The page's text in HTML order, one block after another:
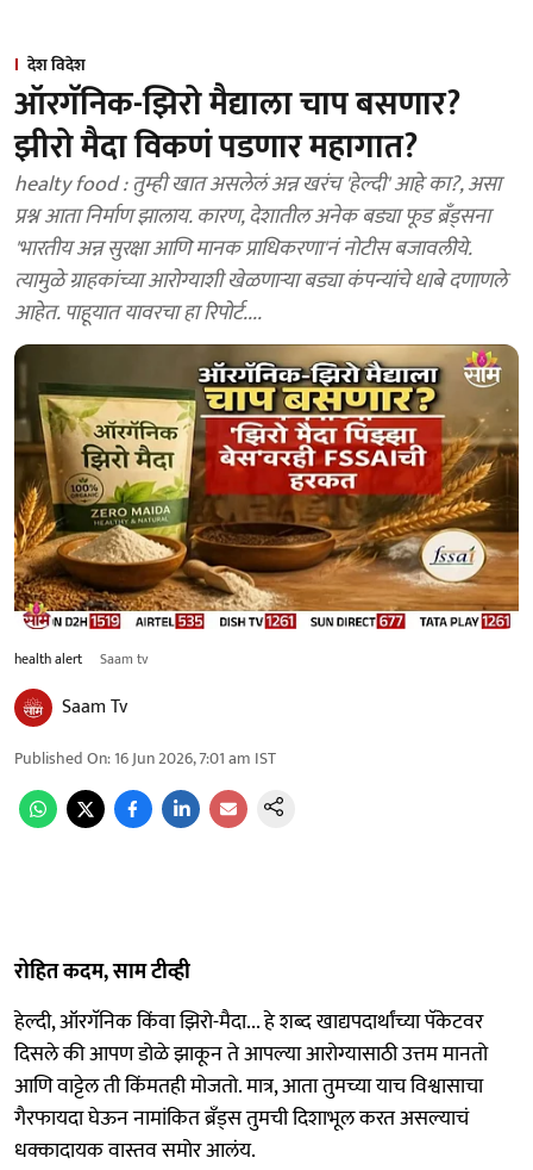
देश विदेश
ऑरगॅनिक-झिरो मैद्याला चाप बसणार?
झीरो मैदा विकणं पडणार महागात?
healty food : तुम्ही खात असलेलं अन्न खरंच 'हेल्दी' आहे का?, असा
प्रश्न आता निर्माण झालाय. कारण, देशातील अनेक बड्या फूड ब्रँड्सना
'भारतीय अन्न सुरक्षा आणि मानक प्राधिकरणा'नं नोटीस बजावलीये.
त्यामुळे ग्राहकांच्या आरोग्याशी खेळणाऱ्या बड्या कंपन्यांचे धाबे दणाणले
आहेत. पाहूयात यावरचा हा रिपोर्ट....
health alert Saam tv
Saam Tv
Published On:16 Jun 2026, 7:01 am IST
रोहित कदम, साम टीव्ही
हेल्दी, ऑरगॅनिक किंवा झिरो-मैदा... हे शब्द खाद्यपदार्थांच्या पॅकेटवर
दिसले की आपण डोळे झाकून ते आपल्या आरोग्यासाठी उत्तम मानतो
आणि वाट्टेल ती किंमतही मोजतो. मात्र, आता तुमच्या याच विश्वासाचा
गैरफायदा घेऊन नामांकित ब्रँड्स तुमची दिशाभूल करत असल्याचं
धक्कादायक वास्तव समोर आलंय.